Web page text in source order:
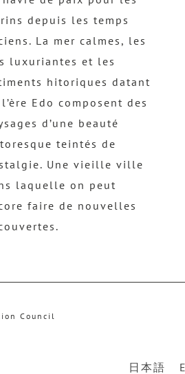
depuis les temps
La mer calmes, les
luxuriantes et les
hitoriques datant
Edo composent des
d’une beauté
teintés de
Une vieille ville
laquelle on peut
faire de nouvelles
Council
日本語